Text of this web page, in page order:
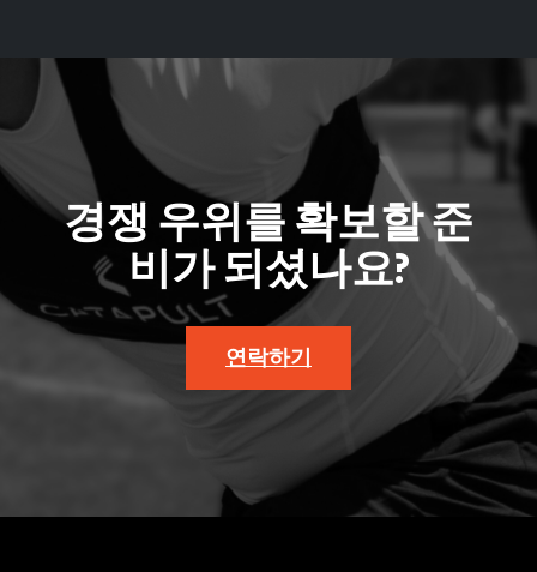
경쟁 우위를 확보할 준
비가 되셨나요?
연락하기